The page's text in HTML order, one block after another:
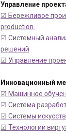
Управление
☑ Бережливое
production.
☑ Системный
решений
☑ Управление
Инновационный
☑ Машинное
☑ Система
☑ Системы
☑ Технологии